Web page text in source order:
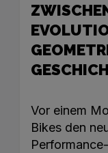
Vor einem
Bikes den